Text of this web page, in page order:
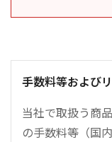
手数料等および
当社で取扱う商
の手数料等（国